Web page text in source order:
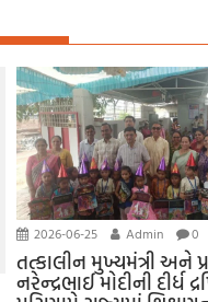
2026-06-25 Admin 0
તત્કાલીન મુખ્યમંત્રી અને
નરેન્દ્રભાઈ મોદીની દીર્ધ